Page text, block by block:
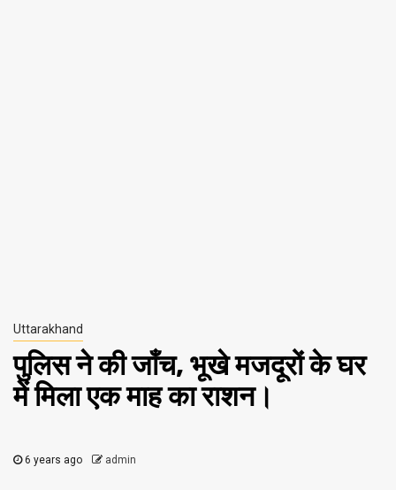
Uttarakhand
पुलिस ने की जाँच, भूखे मजदूरों के घर
में मिला एक माह का राशन।
6 years ago admin